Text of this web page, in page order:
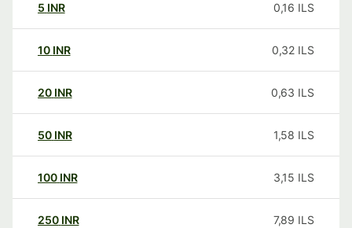
5 INR 0,16 ILS
10 INR 0,32 ILS
20 INR 0,63 ILS
50 INR 1,58 ILS
100 INR 3,15 ILS
250 INR 7,89 ILS